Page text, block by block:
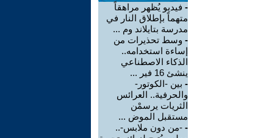
- فيديو يُظهر مراهقاً
متهماً بإطلاق النار في
مدرسة بتايلاند وم ...
- وسط تحذيرات من
إساءة استخدامه..
الذكاء الاصطناعي
ينشئ 16 فير ...
- بين -الكوتور-
والحرفية.. العرائس
الثريات يرسمْن
مستقبل الموض ...
- -من دون ملابس-..